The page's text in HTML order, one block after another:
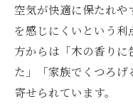
の特別な時間
プライベートサ
訣
プライベー
めのポイント
空気が快適に保たれや
を感じにくいという利
方からは「木の香り
た」「家族でくつろ
寄せられています。